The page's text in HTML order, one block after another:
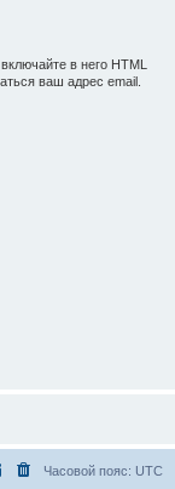
в него HTML
ваш адрес email.
Часовой пояс: UTC